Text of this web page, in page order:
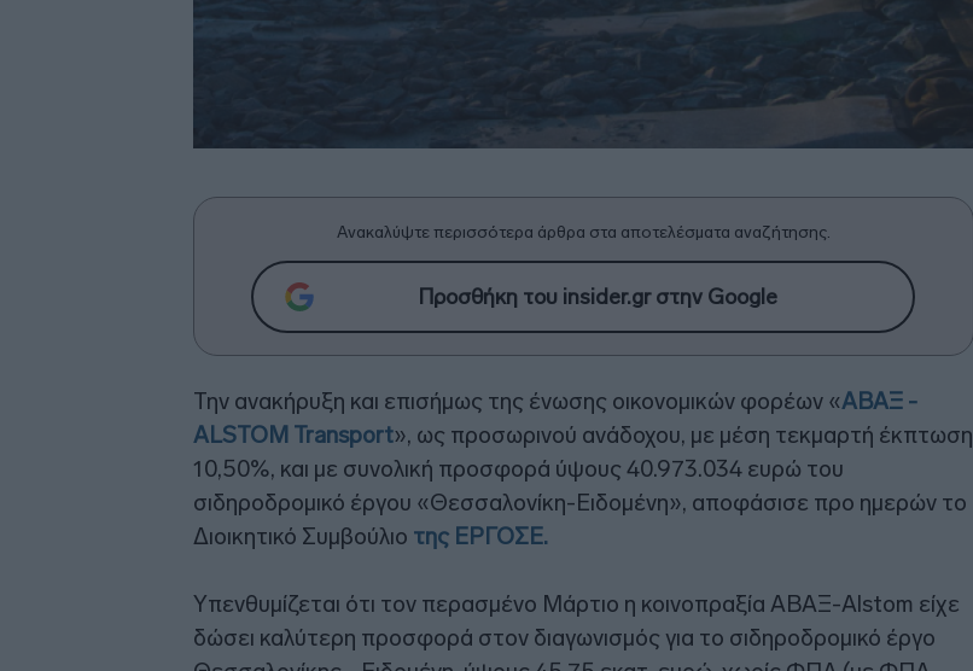
Ανακαλύψτε περισσότερα άρθρα στα αποτελέσματα αναζήτησης.
Προσθήκη του insider.gr στην Google
Την ανακήρυξη και επισήμως της ένωσης οικονομικών φορέων «ΑΒΑΞ -
ALSTOM Transport», ως προσωρινού ανάδοχου, με μέση τεκμαρτή έκπτωση
10,50%, και με συνολική προσφορά ύψους 40.973.034 ευρώ του
σιδηροδρομικό έργου «Θεσσαλονίκη-Ειδομένη», αποφάσισε προ ημερών το
Διοικητικό Συμβούλιο της ΕΡΓΟΣΕ.
Υπενθυμίζεται ότι τον περασμένο Μάρτιο η κοινοπραξία ΑΒΑΞ-Alstom είχε
δώσει καλύτερη προσφορά στον διαγωνισμός για το σιδηροδρομικό έργο